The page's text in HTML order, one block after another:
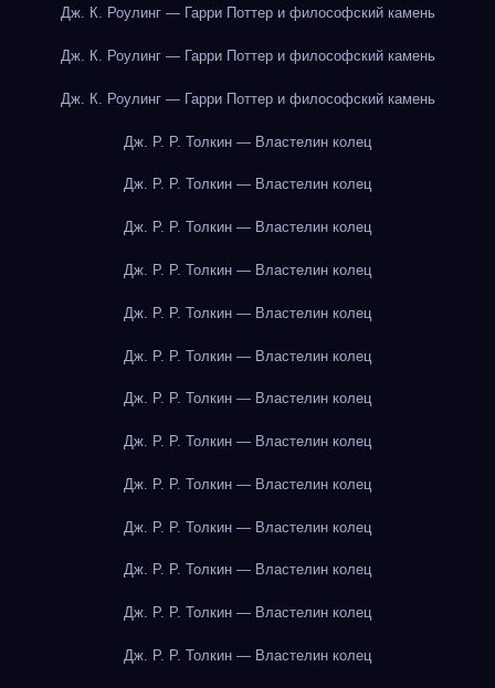
Дж. К. Роулинг — Гарри Поттер и философский камень
Дж. К. Роулинг — Гарри Поттер и философский камень
Дж. К. Роулинг — Гарри Поттер и философский камень
Дж. Р. Р. Толкин — Властелин колец
Дж. Р. Р. Толкин — Властелин колец
Дж. Р. Р. Толкин — Властелин колец
Дж. Р. Р. Толкин — Властелин колец
Дж. Р. Р. Толкин — Властелин колец
Дж. Р. Р. Толкин — Властелин колец
Дж. Р. Р. Толкин — Властелин колец
Дж. Р. Р. Толкин — Властелин колец
Дж. Р. Р. Толкин — Властелин колец
Дж. Р. Р. Толкин — Властелин колец
Дж. Р. Р. Толкин — Властелин колец
Дж. Р. Р. Толкин — Властелин колец
Дж. Р. Р. Толкин — Властелин колец